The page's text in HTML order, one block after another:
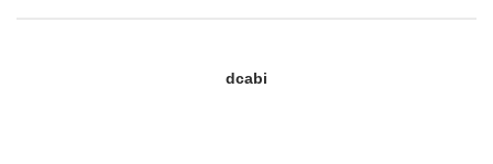
dcabi